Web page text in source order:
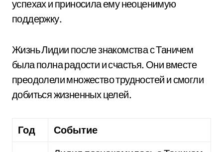
успехах и приносила ему неоценимую
поддержку.
Жизнь Лидии после знакомства с Таничем
была полна радости и счастья. Они вместе
преодолели множество трудностей и смогли
добиться жизненных целей.
Год Событие